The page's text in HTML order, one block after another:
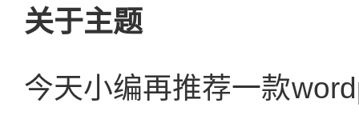
关于主题
今天小编再推荐一款